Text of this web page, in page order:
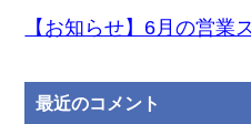
【お知らせ】6月の営業
最近のコメント